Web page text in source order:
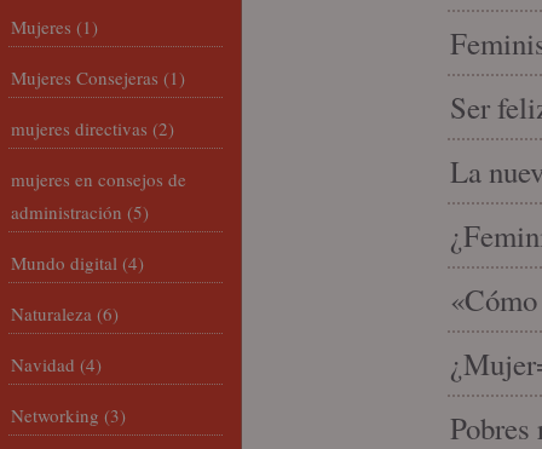
Ser
La
Mujeres (1)
Mujeres Consejeras (1)
mujeres directivas (2)
mujeres en consejos de
administración (5)
Mundo digital (4)
Naturaleza (6)
Navidad (4)
Networking (3)